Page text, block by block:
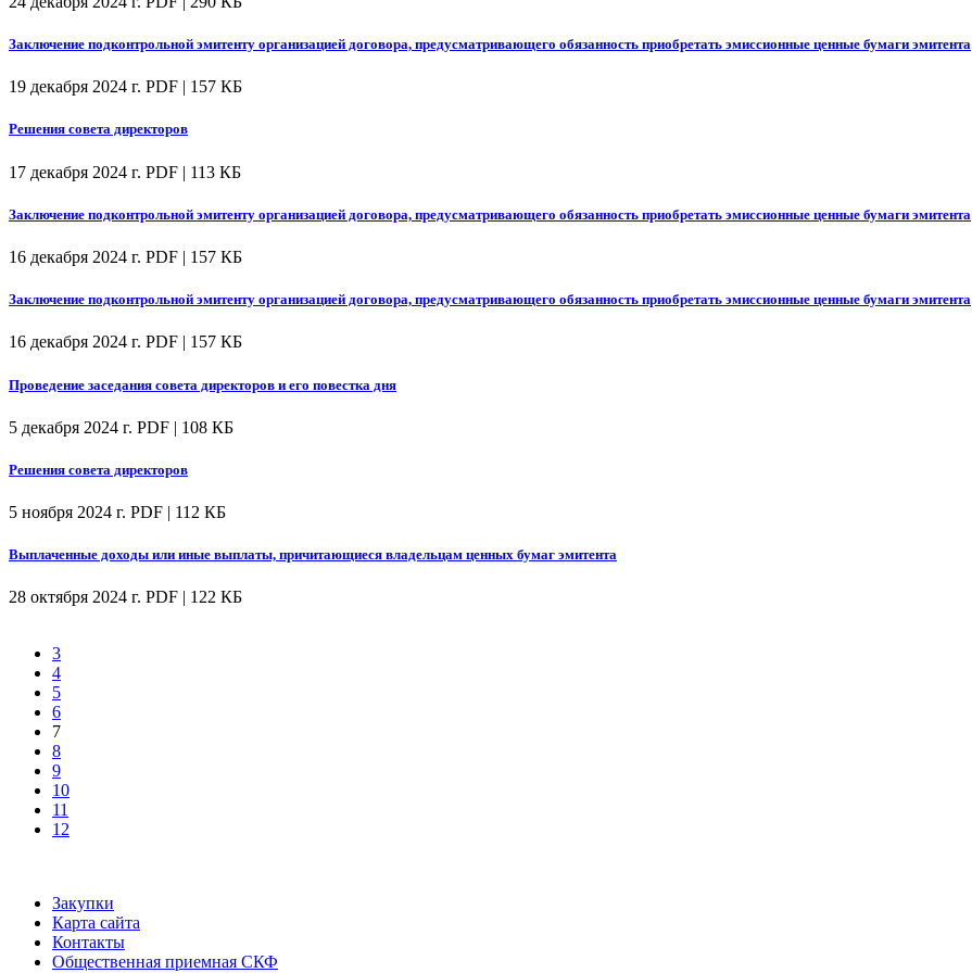
Заключение подконтрольной эмитенту организацией договора, предусматривающего обязанность приобретать эмиссионные ценные бумаги эмитента
19 декабря 2024 г. PDF | 157 КБ
Решения совета директоров
17 декабря 2024 г. PDF | 113 КБ
Заключение подконтрольной эмитенту организацией договора, предусматривающего обязанность приобретать эмиссионные ценные бумаги эмитента
16 декабря 2024 г. PDF | 157 КБ
Заключение подконтрольной эмитенту организацией договора, предусматривающего обязанность приобретать эмиссионные ценные бумаги эмитента
16 декабря 2024 г. PDF | 157 КБ
Проведение заседания совета директоров и его повестка дня
5 декабря 2024 г. PDF | 108 КБ
Решения совета директоров
5 ноября 2024 г. PDF | 112 КБ
Выплаченные доходы или иные выплаты, причитающиеся владельцам ценных бумаг эмитента
28 октября 2024 г. PDF | 122 КБ
3
4
5
6
7
8
9
10
11
12
Закупки
Карта сайта
Контакты
Общественная приемная СКФ